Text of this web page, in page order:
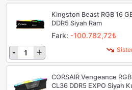
Kingston Beast RGB 16
DDR5 Siyah Ram
Fark: -100.782,72₺
- +
CORSAIR Vengeance
CL36 DDR5 EXPO Siyah